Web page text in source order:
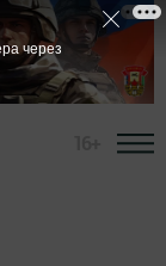
через